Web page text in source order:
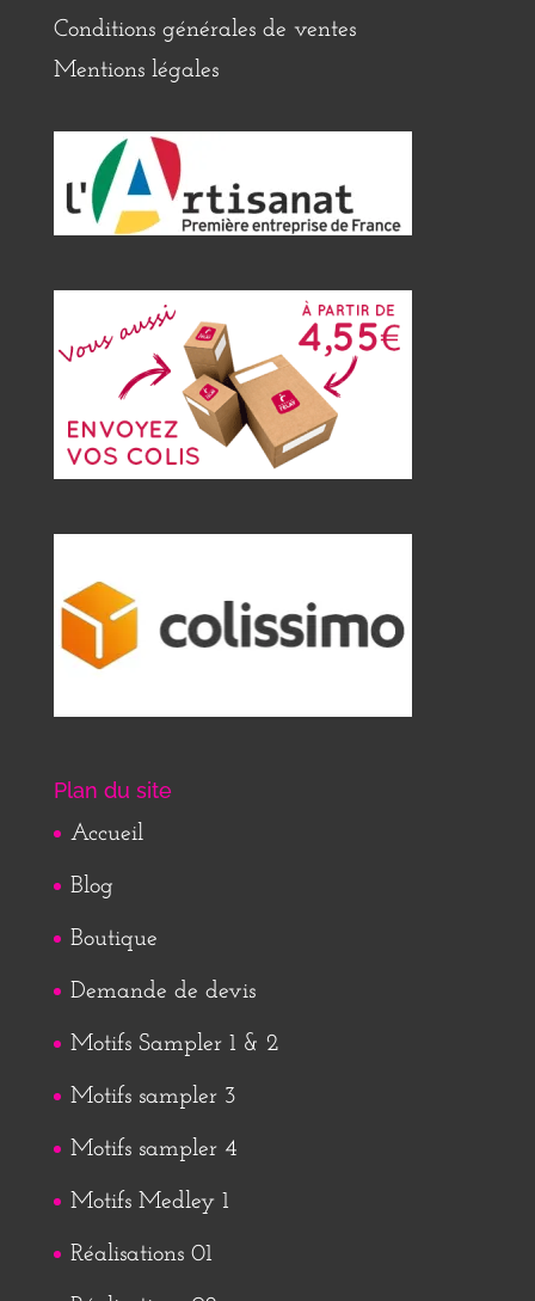
Conditions générales de ventes
Mentions légales
Plan du site
Accueil
Blog
Boutique
Demande de devis
Motifs Sampler 1 & 2
Motifs sampler 3
Motifs sampler 4
Motifs Medley 1
Réalisations 01